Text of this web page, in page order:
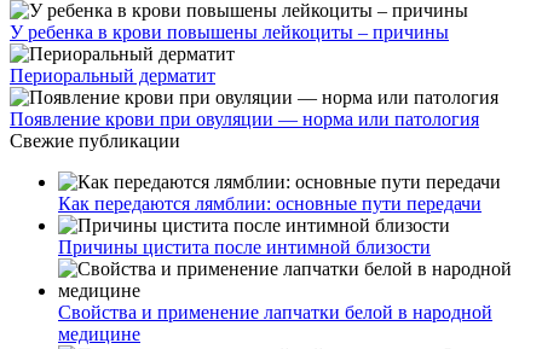
У ребенка в крови повышены лейкоциты – причины
Периоральный дерматит
Появление крови при овуляции — норма или патология
Свежие публикации
Как передаются лямблии: основные пути передачи
Причины цистита после интимной близости
Свойства и применение лапчатки белой в народной
медицине